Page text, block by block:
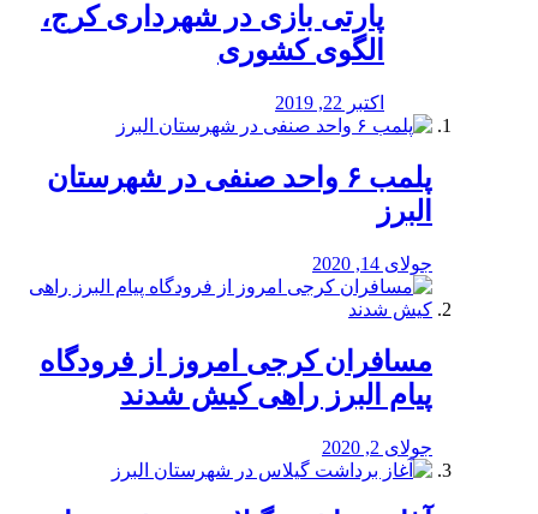
پارتی بازی در شهرداری کرج،
الگوی کشوری
اکتبر 22, 2019
پلمب ۶ واحد صنفی در شهرستان
البرز
جولای 14, 2020
مسافران کرجی امروز از فرودگاه
پیام البرز راهی کیش شدند
جولای 2, 2020